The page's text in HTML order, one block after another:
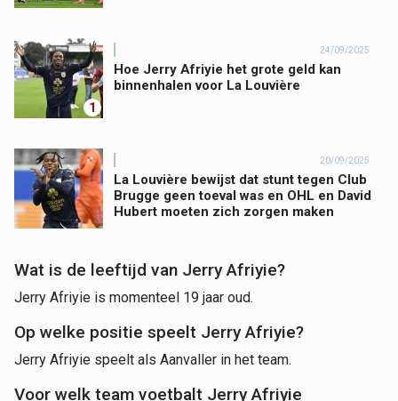
1
24/09/2025
Hoe Jerry Afriyie het grote geld kan
binnenhalen voor La Louvière
20/09/2025
La Louvière bewijst dat stunt tegen Club
Brugge geen toeval was en OHL en David
Hubert moeten zich zorgen maken
Wat is de leeftijd van Jerry Afriyie?
Jerry Afriyie is momenteel 19 jaar oud.
Op welke positie speelt Jerry Afriyie?
Jerry Afriyie speelt als Aanvaller in het team.
Voor welk team voetbalt Jerry Afriyie